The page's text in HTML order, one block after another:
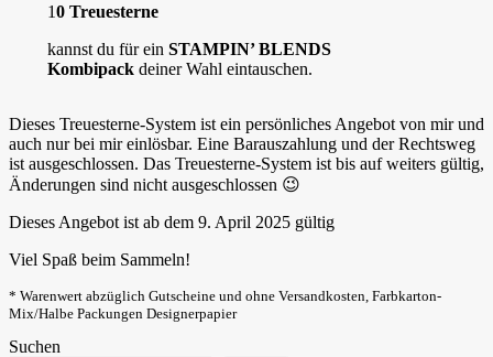
10 Treuesterne
kannst du für ein STAMPIN’ BLENDS
Kombipack deiner Wahl eintauschen.
Dieses Treuesterne-System ist ein persönliches Angebot von mir und
auch nur bei mir einlösbar. Eine Barauszahlung und der Rechtsweg
ist ausgeschlossen. Das Treuesterne-System ist bis auf weiters gültig,
Änderungen sind nicht ausgeschlossen 😉
Dieses Angebot ist ab dem 9. April 2025 gültig
Viel Spaß beim Sammeln!
* Warenwert abzüglich Gutscheine und ohne Versandkosten, Farbkarton-
Mix/Halbe Packungen Designerpapier
Suchen